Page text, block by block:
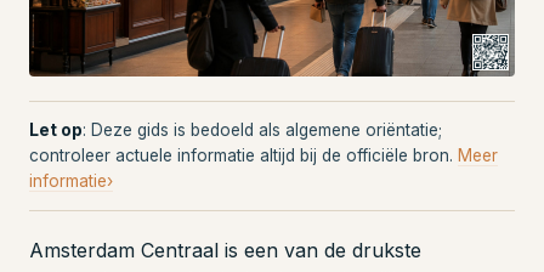
Let op: Deze gids is bedoeld als algemene oriëntatie;
controleer actuele informatie altijd bij de officiële bron. Meer
informatie›
Amsterdam Centraal is een van de drukste